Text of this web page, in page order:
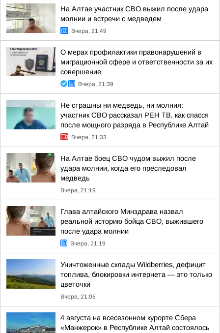
На Алтае участник СВО выжил после удара
молнии и встречи с медведем
Вчера, 21:49
О мерах профилактики правонарушений в
миграционной сфере и ответственности за их
совершение
Вчера, 21:39
Не страшны ни медведь, ни молния:
участник СВО рассказал РЕН ТВ, как спасся
после мощного разряда в Республике Алтай
Вчера, 21:33
На Алтае боец СВО чудом выжил после
удара молнии, когда его преследовал
медведь
Вчера, 21:19
Глава алтайского Минздрава назвал
реальной историю бойца СВО, выжившего
после удара молнии
Вчера, 21:19
Уничтоженные склады Wildberries, дефицит
топлива, блокировки интернета — это только
цветочки
Вчера, 21:05
4 августа на всесезонном курорте Сбера
«Манжерок» в Республике Алтай состоялось